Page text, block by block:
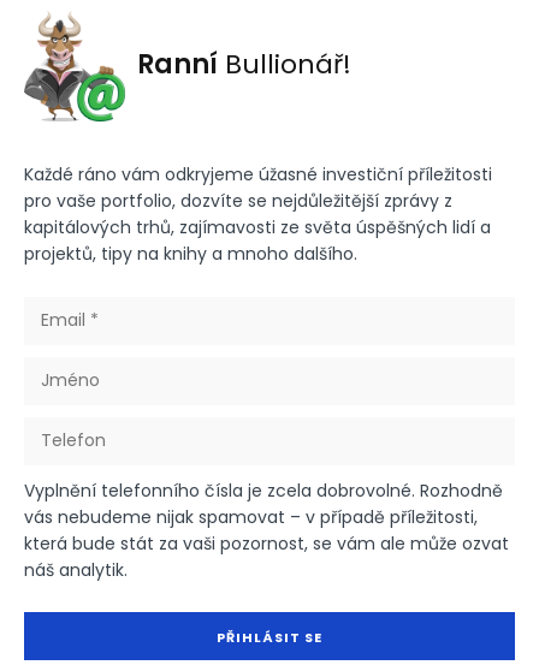
Ranní Bullionář!
Každé ráno vám odkryjeme úžasné investiční příležitosti
pro vaše portfolio, dozvíte se nejdůležitější zprávy z
kapitálových trhů, zajímavosti ze světa úspěšných lidí a
projektů, tipy na knihy a mnoho dalšího.
Vyplnění telefonního čísla je zcela dobrovolné. Rozhodně
vás nebudeme nijak spamovat – v případě příležitosti,
která bude stát za vaši pozornost, se vám ale může ozvat
náš analytik.